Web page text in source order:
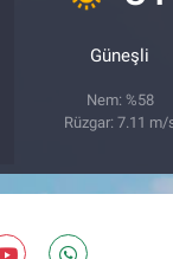
Güneşli
Nem: %58
Rüzgar: 7.11 m/